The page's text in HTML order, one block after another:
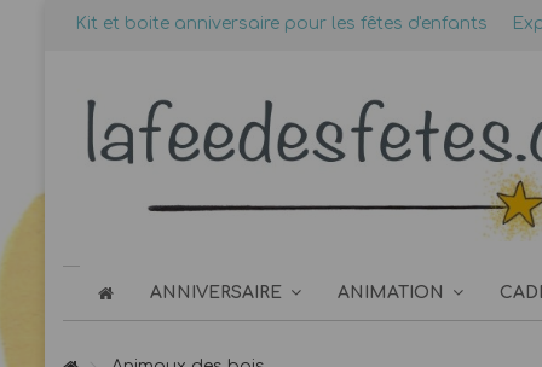
Kit et boite anniversaire pour les fêtes d'enfants
ANNIVERSAIRE ANIMATION